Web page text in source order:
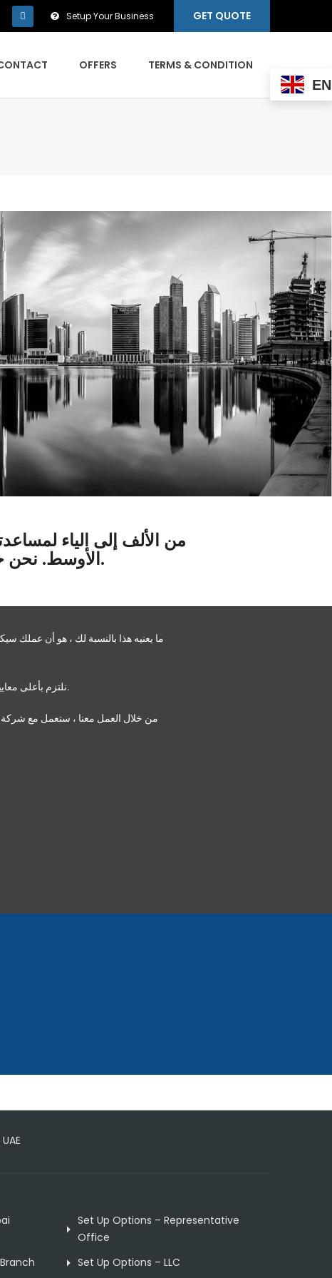
Setup Your Business GET QUOTE
OFFERS TERMS & CONDITION
EN
الأوسط. نحن خبراء في تكوين الشركات في دبي ، وكذلك في جميع أنحاء الإمارات العربية المتحدة.
ما يعنيه هذا بالنسبة لك ، هو أن عملك
في ISPR ، نلتزم بأعلى معايير المسؤولية الاجتماعية وحوكمة الشركات.
من خلال العمل معنا ، ستعمل مع
Set Up Options – Representative
Office
Set Up Options – LLC